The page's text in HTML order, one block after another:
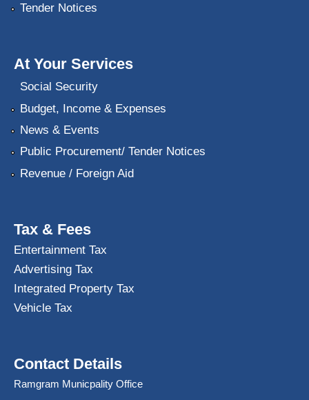
Tender Notices
At Your Services
Social Security
Budget, Income & Expenses
News & Events
Public Procurement/ Tender Notices
Revenue / Foreign Aid
Tax & Fees
Entertainment Tax
Advertising Tax
Integrated Property Tax
Vehicle Tax
Contact Details
Ramgram Municpality Office